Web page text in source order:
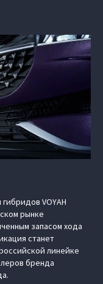
VOYAH
рынке
запасом хода
станет
линейке
бренда